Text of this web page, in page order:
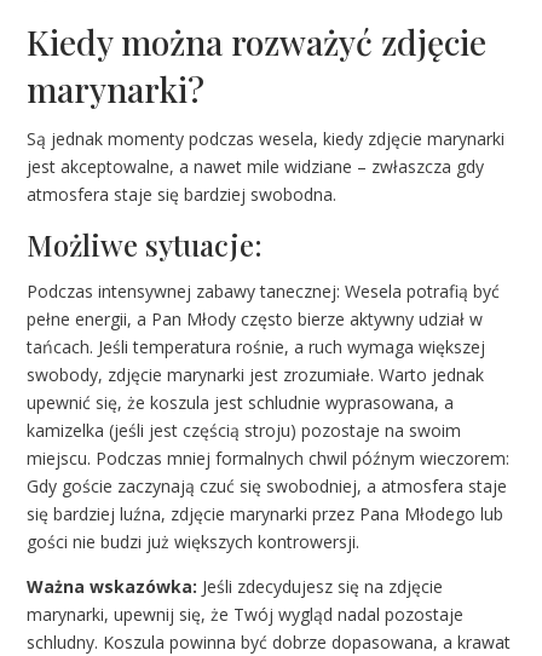
Kiedy można rozważyć zdjęcie
marynarki?
Są jednak momenty podczas wesela, kiedy zdjęcie marynarki
jest akceptowalne, a nawet mile widziane – zwłaszcza gdy
atmosfera staje się bardziej swobodna.
Możliwe sytuacje:
Podczas intensywnej zabawy tanecznej: Wesela potrafią być
pełne energii, a Pan Młody często bierze aktywny udział w
tańcach. Jeśli temperatura rośnie, a ruch wymaga większej
swobody, zdjęcie marynarki jest zrozumiałe. Warto jednak
upewnić się, że koszula jest schludnie wyprasowana, a
kamizelka (jeśli jest częścią stroju) pozostaje na swoim
miejscu. Podczas mniej formalnych chwil późnym wieczorem:
Gdy goście zaczynają czuć się swobodniej, a atmosfera staje
się bardziej luźna, zdjęcie marynarki przez Pana Młodego lub
gości nie budzi już większych kontrowersji.
Ważna wskazówka: Jeśli zdecydujesz się na zdjęcie
marynarki, upewnij się, że Twój wygląd nadal pozostaje
schludny. Koszula powinna być dobrze dopasowana, a krawat